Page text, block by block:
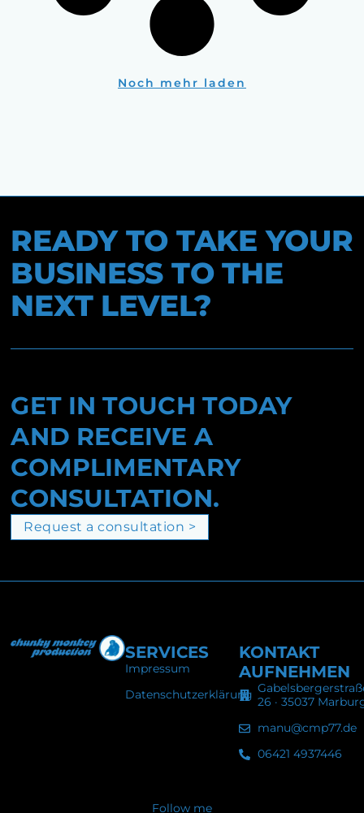
Noch mehr laden
READY TO TAKE YOUR
BUSINESS TO THE
NEXT LEVEL?
GET IN TOUCH TODAY
AND RECEIVE A
COMPLIMENTARY
CONSULTATION.
Request a consultation >
SERVICES
Impressum
Datenschutzerklärung
KONTAKT
AUFNEHMEN
26 · 35037
manu@cmp77.de
06421 4937446
Follow me